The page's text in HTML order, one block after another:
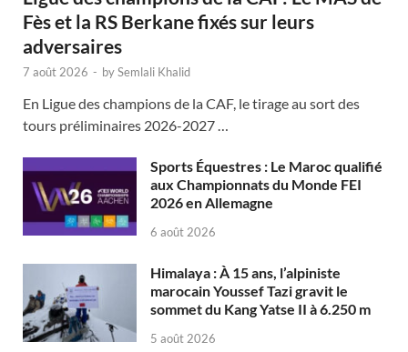
Fès et la RS Berkane fixés sur leurs
adversaires
7 août 2026 - bySemlali Khalid
En Ligue des champions de la CAF, le tirage au sort des
tours préliminaires 2026-2027 …
Sports Équestres : Le Maroc qualifié
aux Championnats du Monde FEI
2026 en Allemagne
6 août 2026
Himalaya : À 15 ans, l’alpiniste
marocain Youssef Tazi gravit le
sommet du Kang Yatse II à 6.250 m
5 août 2026